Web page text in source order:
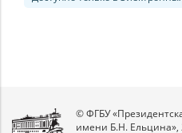
© ФГБУ
имени Б.Н. Ельцина»,